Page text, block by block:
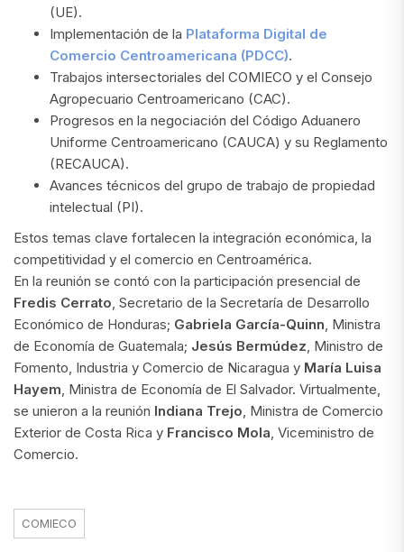
(UE).
Implementación de la Plataforma Digital de
Comercio Centroamericana (PDCC).
Trabajos intersectoriales del COMIECO y el Consejo
Agropecuario Centroamericano (CAC).
Progresos en la negociación del Código Aduanero
Uniforme Centroamericano (CAUCA) y su Reglamento
(RECAUCA).
Avances técnicos del grupo de trabajo de propiedad
intelectual (PI).
Estos temas clave fortalecen la integración económica, la
competitividad y el comercio en Centroamérica.
En la reunión se contó con la participación presencial de
Fredis Cerrato , Secretario de la Secretaría de Desarrollo
Económico de Honduras; Gabriela García-Quinn , Ministra
de Economía de Guatemala; Jesús Bermúdez , Ministro de
Fomento, Industria y Comercio de Nicaragua y María Luisa
Hayem , Ministra de Economía de El Salvador. Virtualmente,
se unieron a la reunión Indiana Trejo , Ministra de Comercio
Exterior de Costa Rica y Francisco Mola , Viceministro de
Comercio.
COMIECO